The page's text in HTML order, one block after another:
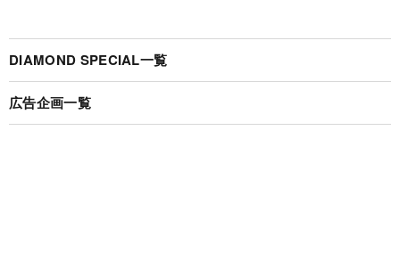
DIAMOND SPECIAL一覧
広告企画一覧